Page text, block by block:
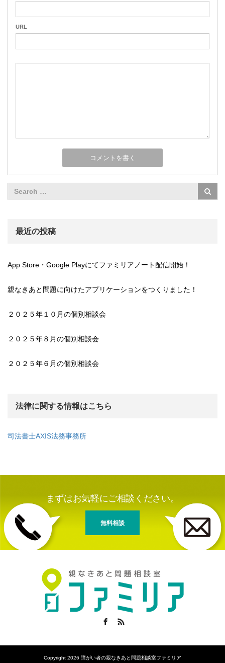
URL
最近の投稿
App Store・Google Playにてファミリアノート配信開始！
親なきあと問題に向けたアプリケーションをつくりました！
２０２５年１０月の個別相談会
２０２５年８月の個別相談会
２０２５年６月の個別相談会
法律に関する情報はこちら
司法書士AXIS法務事務所
まずはお気軽にご相談ください。
無料相談
Facebook
Copyright 2026 障がい者の親なきあと問題相談室ファミリア